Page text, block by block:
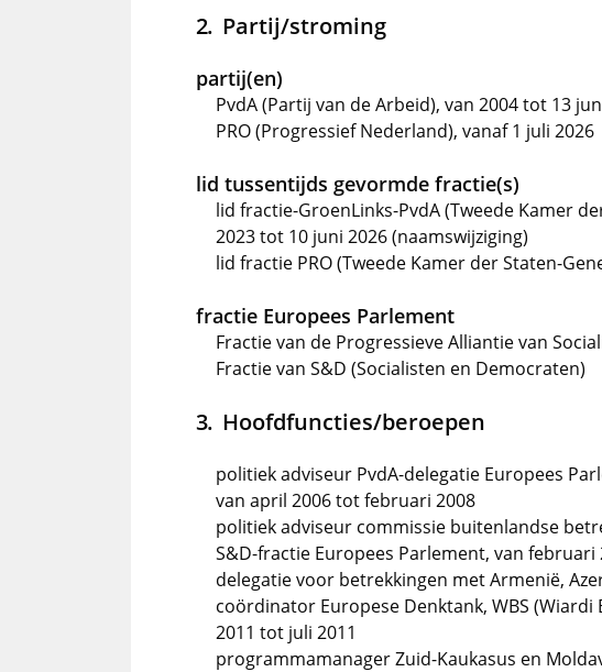
Partij/stroming
partij(en)
PvdA (Partij van de Arbeid), van 2004 tot 13
PRO (Progressief Nederland), vanaf 1 juli 2026
lid tussentijds gevormde fractie(s)
lid fractie-GroenLinks-PvdA (Tweede Kamer
2023 tot 10 juni 2026 (naamswijziging)
lid fractie PRO (Tweede Kamer der Staten-
fractie Europees Parlement
Fractie van de Progressieve Alliantie van
Fractie van S&D (Socialisten en Democraten)
Hoofdfuncties/beroepen
politiek adviseur PvdA-delegatie Europees
van april 2006 tot februari 2008
politiek adviseur commissie buitenlandse
S&D-fractie Europees Parlement, van
delegatie voor betrekkingen met Armenië,
coördinator Europese Denktank, WBS
2011 tot juli 2011
programmamanager Zuid-Kaukasus en